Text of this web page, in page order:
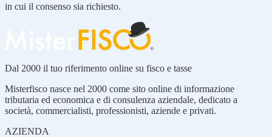
in cui il consenso sia richiesto.
Dal 2000 il tuo riferimento online su fisco e tasse
Misterfisco nasce nel 2000 come sito online di informazione
tributaria ed economica e di consulenza aziendale, dedicato a
società, commercialisti, professionisti, aziende e privati.
AZIENDA